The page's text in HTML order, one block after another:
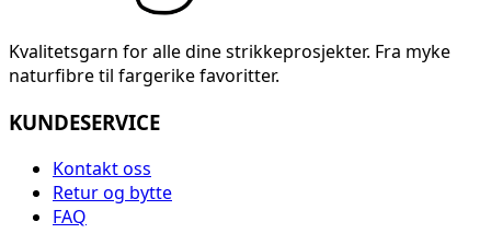
Kvalitetsgarn for alle dine strikkeprosjekter. Fra myke
naturfibre til fargerike favoritter.
KUNDESERVICE
Kontakt oss
Retur og bytte
FAQ